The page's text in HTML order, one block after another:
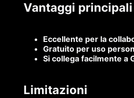
Vantaggi principali
Eccellente per la
Gratuito per uso
Si collega facilmente a
Limitazioni